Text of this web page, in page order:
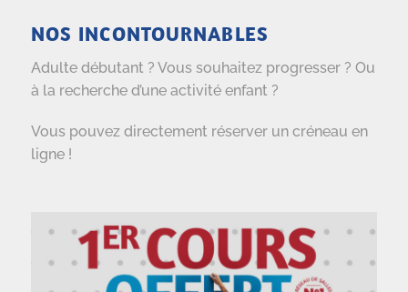
NOS INCONTOURNABLES
Adulte débutant ? Vous souhaitez progresser ? Ou
à la recherche d’une activité enfant ?
Vous pouvez directement réserver un créneau en
ligne !